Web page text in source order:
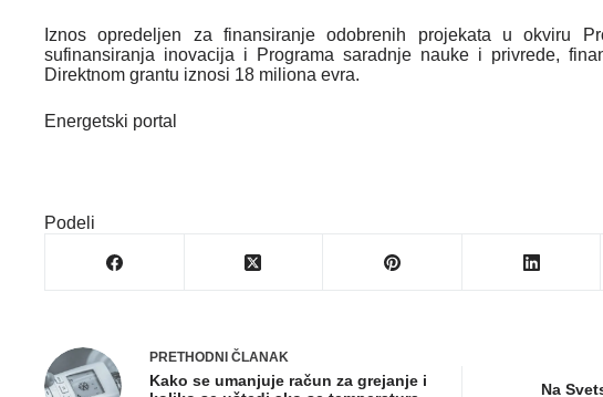
Iznos opredeljen za finansiranje odobrenih projekata u okviru
sufinansiranja inovacija i Programa saradnje nauke i privrede,
Direktnom grantu iznosi 18 miliona evra.
Energetski portal
Podeli
PRETHODNI ČLANAK
Kako se umanjuje račun za grejanje i
Na